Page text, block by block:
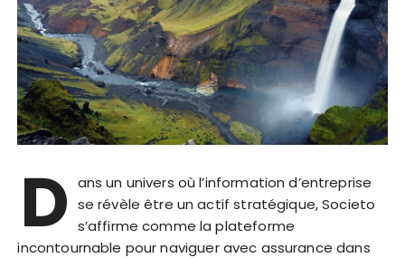
D ans un univers où l’information d’entreprise
se révèle être un actif stratégique, Societo
s’affirme comme la plateforme
incontournable pour naviguer avec assurance dans